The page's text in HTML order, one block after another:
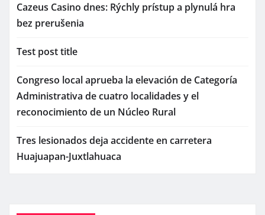
Cazeus Casino dnes: Rýchly prístup a plynulá hra
bez prerušenia
Test post title
Congreso local aprueba la elevación de Categoría
Administrativa de cuatro localidades y el
reconocimiento de un Núcleo Rural
Tres lesionados deja accidente en carretera
Huajuapan-Juxtlahuaca